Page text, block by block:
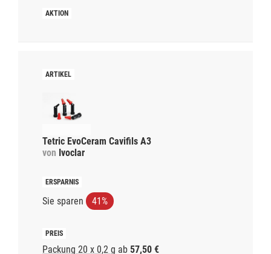
Tetric EvoCeram Cavifils A3
von Ivoclar
Sie sparen 41%
Packung 20 x 0,2 g ab 57,50 €